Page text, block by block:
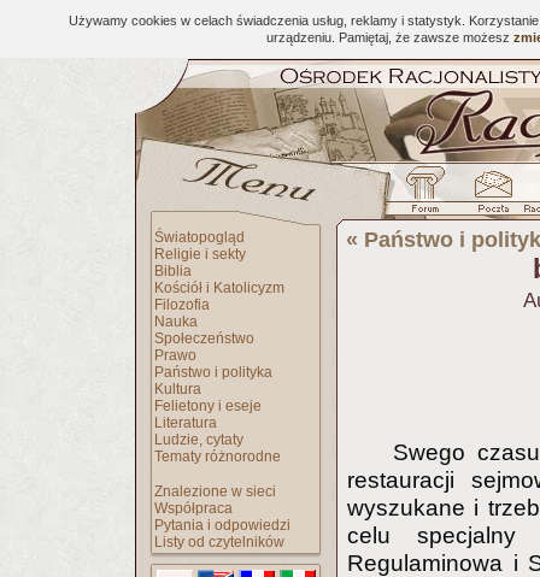
Używamy cookies w celach świadczenia usług, reklamy i statystyk.
urządzeniu. Pamiętaj, że zawsze możesz
Światopogląd
Religie i sekty
Biblia
Kościół i Katolicyzm
Filozofia
Nauka
Społeczeństwo
Prawo
Państwo i polityka
Kultura
Felietony i eseje
Literatura
Ludzie, cytaty
Tematy różnorodne
Znalezione w sieci
Współpraca
Pytania i odpowiedzi
Listy od czytelników
« Państwo i
Swego
restauracji
wyszukane i
celu specjalny
Regulaminowa i